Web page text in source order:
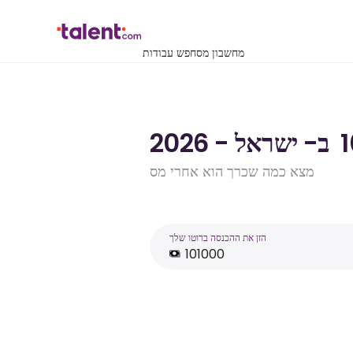
חפש עבודותמחשבון מס
מצא כמה שכרך הוא אחרי מס
הזן את ההכנסה ברוטו שלך